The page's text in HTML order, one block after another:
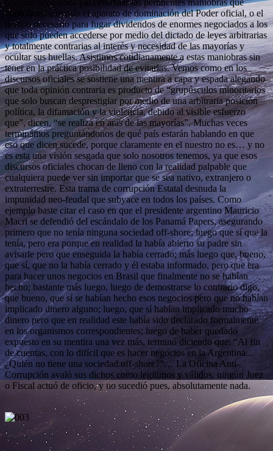
tiempos necesarios para efectuar las pertinentes maniobras que
consoliden aún más el aparato de dominación del Poder oficial, o el
tiempo necesario para fugar dividendos de enormes negociados a los
que solo pueden accederse por medio del dictado de leyes arbitrarias
y totalmente contrarias al interés y necesidad de las mayorías y
ocultar sus huellas. Asistimos cotidianamente a estas maniobras sin
tener en la práctica posibilidad de evitarlas. Vemos como en los
discursos oficiales se sostiene una mentira a capa y espada alegando
que toda opinión contraria es producto de “grupúsculos minoritarios
que solo buscan desprestigiar por medio de una arbitraria posición
política, la difamación y la violencia, debido al visible esfuerzo
que”, dicen, “se realiza en aras de las mayorías”. Muchas veces
terminamos preguntándonos de qué país estarán hablando en que
eso que dicen sucede, porque claramente en el nuestro no es… y no
es esta una visión sesgada que solo nosotros tenemos, ya que esos
discursos oficiales chocan de lleno con la realidad palpable que
cualquiera puede ver sin importar que se sea nativo, extranjero o
extraterrestre. Esta trama de corrupción Estatal desnuda la
impunidad neo-feudal que subyace en todos los países. Como
ejemplo baste citar el caso en que el presidente argentino Mauricio
Macri se defendió del escándalo de los Panamá Papers, asegurando
primero que no tenía ninguna sociedad off-shore; luego que sí que la
tenía, pero era porque en realidad la había abierto su padre sin
avisarle pero que enseguida la había cerrado; más luego que, bueno,
que sí, que no la había cerrado y él estaba informado, pero que era
para hacer unos negocios en Brasil que finalmente no se habían
hecho; bastante más luego, luego de demostrarse lo contrario digo,
que bueno, que sí se habían hecho esos negocios pero que no habían
implicado dinero alguno; luego, que sí habían implicado mucho
dinero pero que en realidad este había sido declarado formalmente
en los organismos correspondientes; luego de haber quedado
expuesto en su mentira una vez más, terminó diciendo que: “Al fin
de cuentas, con lo difícil que es hacer negocios en la Argentina...
¿Quién no tiene una sociedad off-shore?”… La Oficina Anti-
Corrupción avaló sus dichos como legítimos y válidos, ningún Juez
o Fiscal actuó de oficio, y no sucedió pues, absolutamente nada.